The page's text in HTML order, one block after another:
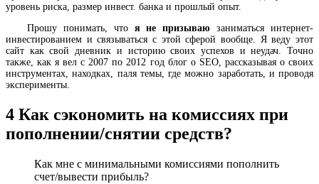
уровень риска, размер инвест. банка и прошлый опыт.
Прошу понимать, что я не призываю заниматься интернет-
инвестированием и связываться с этой сферой вообще. Я веду этот
сайт как свой дневник и историю своих успехов и неудач. Точно
также, как я вел с 2007 по 2012 год блог о SEO, рассказывая о своих
инструментах, находках, паля темы, где можно заработать, и проводя
эксперименты.
4 Как сэкономить на комиссиях при
пополнении/снятии средств?
Как мне с минимальными комиссиями пополнить
счет/вывести прибыль?